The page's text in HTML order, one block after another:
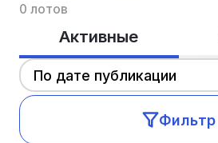
0 лотов
Активные
По дате публикации
Фильтр